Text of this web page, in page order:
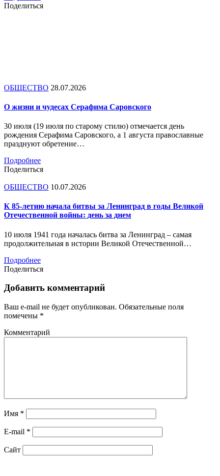
Поделиться
ОБЩЕСТВО 28.07.2026
О жизни и чудесах Серафима Саровского
30 июля (19 июля по старому стилю) отмечается день
рождения Серафима Саровского, а 1 августа православные
празднуют обретение…
Подробнее
Поделиться
ОБЩЕСТВО 10.07.2026
К 85-летию начала битвы за Ленинград в годы Великой
Отечественной войны: день за днем
10 июля 1941 года началась битва за Ленинград – самая
продолжительная в истории Великой Отечественной…
Подробнее
Поделиться
Добавить комментарий
Ваш e-mail не будет опубликован. Обязательные поля
помечены *
Комментарий
Имя *
E-mail *
Сайт